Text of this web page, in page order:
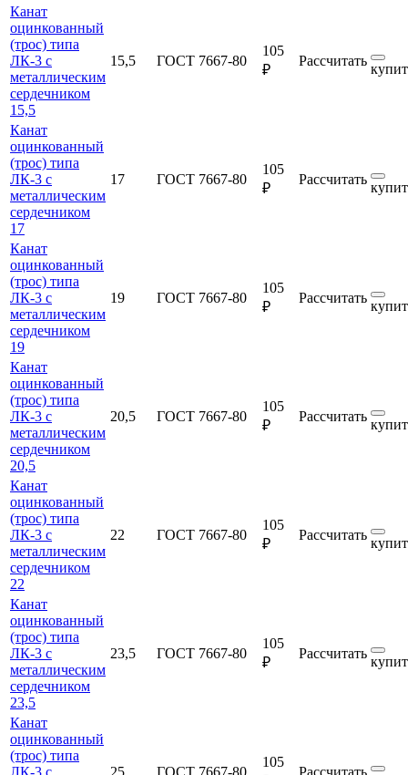
Канат
оцинкованный
(трос) типа
ЛК-3 с
металлическим
сердечником
15,5
15,5 ГОСТ 7667-80
105
₽
Рассчитать
Канат
оцинкованный
(трос) типа
ЛК-3 с
металлическим
сердечником
17
17 ГОСТ 7667-80
105
₽
Рассчитать
Канат
оцинкованный
(трос) типа
ЛК-3 с
металлическим
сердечником
19
19 ГОСТ 7667-80
105
₽
Рассчитать
Канат
оцинкованный
(трос) типа
ЛК-3 с
металлическим
сердечником
20,5
20,5 ГОСТ 7667-80
105
₽
Рассчитать
Канат
оцинкованный
(трос) типа
ЛК-3 с
металлическим
сердечником
22
22 ГОСТ 7667-80
105
₽
Рассчитать
Канат
оцинкованный
(трос) типа
ЛК-3 с
металлическим
сердечником
23,5
23,5 ГОСТ 7667-80
105
₽
Рассчитать
Канат
оцинкованный
(трос) типа
ЛК-3 с
25 ГОСТ 7667-80
105
Рассчитать